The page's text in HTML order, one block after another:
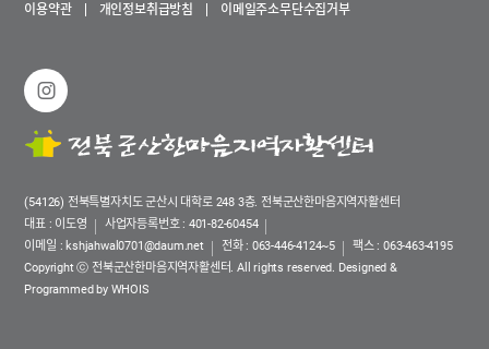
경우에는 약관 변경에 동의한 것으로 간주되며 변경된 약관은 전항과
제4조(준용규정)
이 약관에 명시되지 않은 사항은 전기통신기본법, 전기통신사업법 및
기타 관련법령의 규정에 따릅니다.
제2장 서비스 이용계약
이용계약은 이용자의 이용신청에 대한 회사의 승낙과 이용자의 약관
내용에 대한 동의로 성립됩니다.
제6조(이용신청)
이용신청은 서비스의 회원정보 화면에서 이용자가 회사에서 요구하는
회사는 회원가입, 상담, 서비스 신청 등등을 위해 아래와 같은
ο 수집항목 : 이름 , 생년월일 , 성별 , 로그인ID , 비밀번호 , 자택
전화번호 , 자택 주소 , 휴대전화번호 , 이메일 , 직업 , 결혼여부 ,
주민등록번호 , 서비스 이용기록 , 접속 로그 , 쿠키 , 접속 IP 정보 ,
결제기록
개인정보의 수집 및 이용목적
회사는 수집한 개인정보를 다음의 목적을 위해 활용합니다.
ο 서비스 제공에 관한 계약 이행 및 서비스 제공에 따른 요금정산
콘텐츠 제공 , 구매 및 요금 결제 , 물품배송 또는 청구지 등 발송
이용약관 개인정보취급방침 이메일주소무단수집거부
(54126) 전북특별자치도 군산시 대학로 248 3층. 전북군산한마음지역자활센터
대표 : 이도영
사업자등록번호 : 401-82-60454
이메일 : kshjahwal0701@daum.net 전화 : 063-446-4124~5
팩스 : 063-463-4195
Copyright ⓒ 전북군산한마음지역자활센터. All rights reserved. Designed &
Programmed by WHOIS